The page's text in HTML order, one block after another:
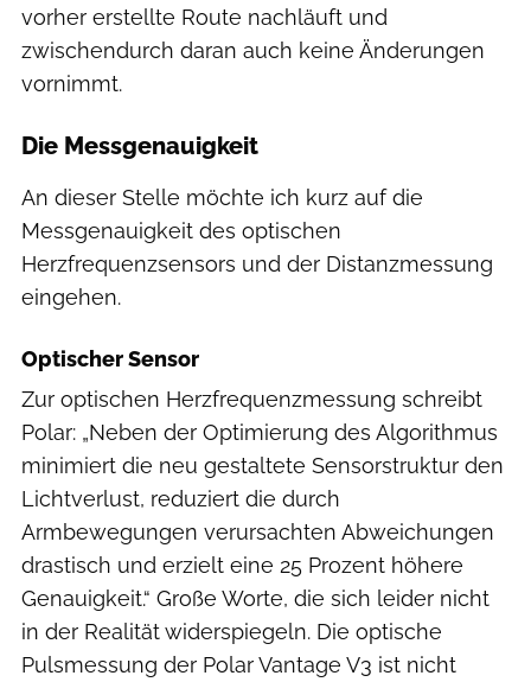
vorher erstellte Route nachläuft und
zwischendurch daran auch keine Änderungen
vornimmt.
Die Messgenauigkeit
An dieser Stelle möchte ich kurz auf die
Messgenauigkeit des optischen
Herzfrequenzsensors und der Distanzmessung
eingehen.
Optischer Sensor
Zur optischen Herzfrequenzmessung schreibt
Polar: „Neben der Optimierung des Algorithmus
minimiert die neu gestaltete Sensorstruktur den
Lichtverlust, reduziert die durch
Armbewegungen verursachten Abweichungen
drastisch und erzielt eine 25 Prozent höhere
Genauigkeit.“ Große Worte, die sich leider nicht
in der Realität widerspiegeln. Die optische
Pulsmessung der Polar Vantage V3 ist nicht